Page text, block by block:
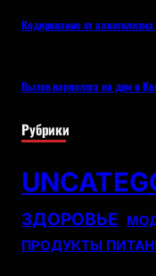
Кодирование от
Вызов нарколога на дом в
Рубрики
ЗДОРОВЬЕ
ПРОДУКТЫ